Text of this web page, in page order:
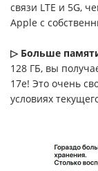
связи LTE и 5G,
Apple с
▷ Больше
128 ГБ, вы
17e! Это очень
условиях